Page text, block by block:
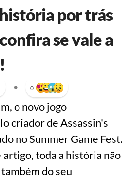
por trás
se vale a
• 0
o novo jogo
criador de Assassin's
no Summer Game Fest.
artigo, toda a história não
do seu